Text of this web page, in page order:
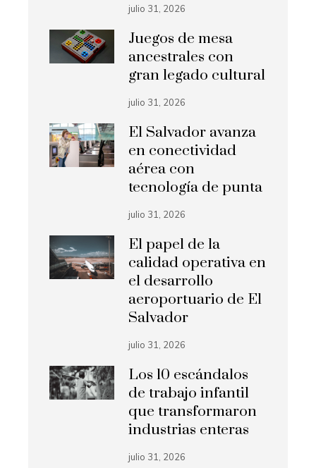
julio 31, 2026
Juegos de mesa
ancestrales con
gran legado cultural
julio 31, 2026
El Salvador avanza
en conectividad
aérea con
tecnología de punta
julio 31, 2026
El papel de la
calidad operativa en
el desarrollo
aeroportuario de El
Salvador
julio 31, 2026
Los 10 escándalos
de trabajo infantil
que transformaron
industrias enteras
julio 31, 2026